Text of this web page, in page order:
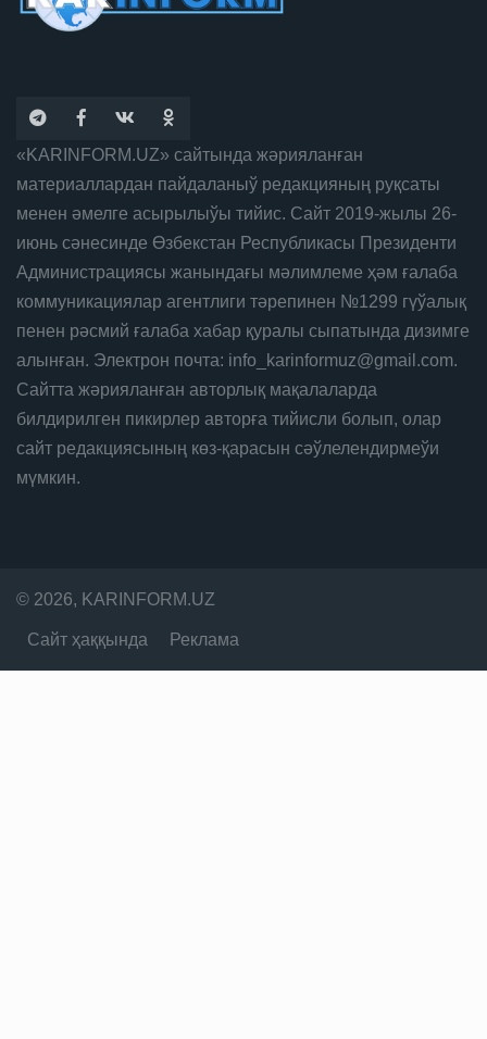
«KARINFORM.UZ» сайтында жәрияланған
материаллардан пайдаланыў редакцияның руқсаты
менен әмелге асырылыўы тийис. Сайт 2019-жылы 26-
июнь сәнесинде Өзбекстан Республикасы Президенти
Администрациясы жанындағы мәлимлеме ҳәм ғалаба
коммуникациялар агентлиги тәрепинен №1299 гүўалық
пенен рәсмий ғалаба хабар қуралы сыпатында дизимге
алынған. Электрон почта: info_karinformuz@gmail.com.
Сайтта жәрияланған авторлық мақалаларда
билдирилген пикирлер авторға тийисли болып, олар
сайт редакциясының көз-қарасын сәўлелендирмеўи
мүмкин.
© 2026, KARINFORM.UZ
Сайт ҳаққында Реклама